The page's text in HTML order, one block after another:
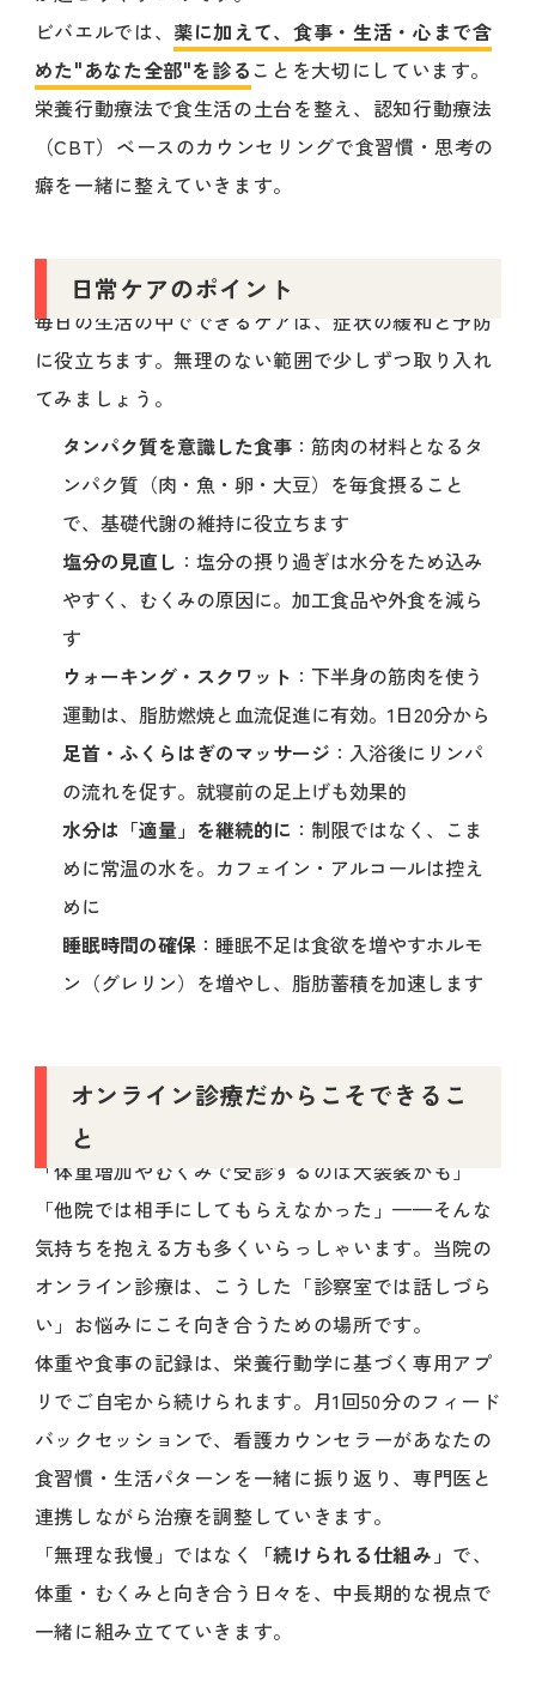
ビバエルでは、 薬に加えて、食事・生活・心まで含
めた"あなた全部"を診る ことを大切にしています。
栄養行動療法で食生活の土台を整え、認知行動療法
（CBT）ベースのカウンセリングで食習慣・思考の
癖を一緒に整えていきます。
日常ケアのポイント
毎日の生活の中でできるケアは、症状の緩和と予防
に役立ちます。無理のない範囲で少しずつ取り入れ
てみましょう。
タンパク質を意識した食事：筋肉の材料となるタ
ンパク質（肉・魚・卵・大豆）を毎食摂ること
で、基礎代謝の維持に役立ちます
塩分の見直し ：塩分の摂り過ぎは水分をため込み
やすく、むくみの原因に。加工食品や外食を減ら
す
ウォーキング・スクワット ：下半身の筋肉を使う
運動は、脂肪燃焼と血流促進に有効。1日20分から
足首・ふくらはぎのマッサージ ：入浴後にリンパ
の流れを促す。就寝前の足上げも効果的
水分は「適量」を継続的に ：制限ではなく、こま
めに常温の水を。カフェイン・アルコールは控え
めに
睡眠時間の確保：睡眠不足は食欲を増やすホルモ
ン（グレリン）を増やし、脂肪蓄積を加速します
オンライン診療だからこそできるこ
と
「体重増加やむくみで受診するのは大袈裟かも」
「他院では相手にしてもらえなかった」——そんな
気持ちを抱える方も多くいらっしゃいます。当院の
オンライン診療は、こうした「診察室では話しづら
い」お悩みにこそ向き合うための場所です。
体重や食事の記録は、栄養行動学に基づく専用アプ
リでご自宅から続けられます。月1回50分のフィード
バックセッションで、看護カウンセラーがあなたの
食習慣・生活パターンを一緒に振り返り、専門医と
連携しながら治療を調整していきます。
「無理な我慢」ではなく
「続けられる仕組み」 で、
体重・むくみと向き合う日々を、中長期的な視点で
一緒に組み立てていきます。